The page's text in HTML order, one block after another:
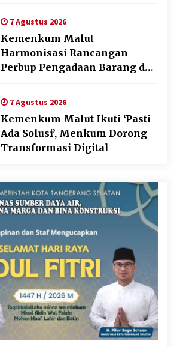
Daerah
7 Agustus 2026
Kemenkum Malut
Harmonisasi Rancangan
Perbup Pengadaan Barang dan
7 Agustus 2026
Kemenkum Malut Ikuti ‘Pasti
Ada Solusi’, Menkum Dorong
Transformasi Digital